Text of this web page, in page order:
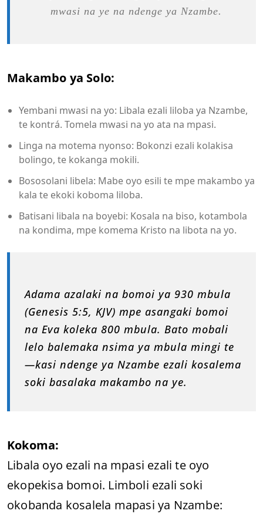
mwasi na ye na ndenge ya Nzambe.
Makambo ya Solo:
Yembani mwasi na yo: Libala ezali liloba ya Nzambe,
te kontrá. Tomela mwasi na yo ata na mpasi.
Linga na motema nyonso: Bokonzi ezali kolakisa
bolingo, te kokanga mokili.
Bososolani libela: Mabe oyo esili te mpe makambo ya
kala te ekoki koboma liloba.
Batisani libala na boyebi: Kosala na biso, kotambola
na kondima, mpe komema Kristo na libota na yo.
Adama azalaki na bomoi ya 930 mbula
(Genesis 5:5, KJV) mpe asangaki bomoi
na Eva koleka 800 mbula. Bato mobali
lelo balemaka nsima ya mbula mingi te
—kasi ndenge ya Nzambe ezali kosalema
soki basalaka makambo na ye.
Kokoma:
Libala oyo ezali na mpasi ezali te oyo
ekopekisa bomoi. Limboli ezali soki
okobanda kosalela mapasi ya Nzambe: